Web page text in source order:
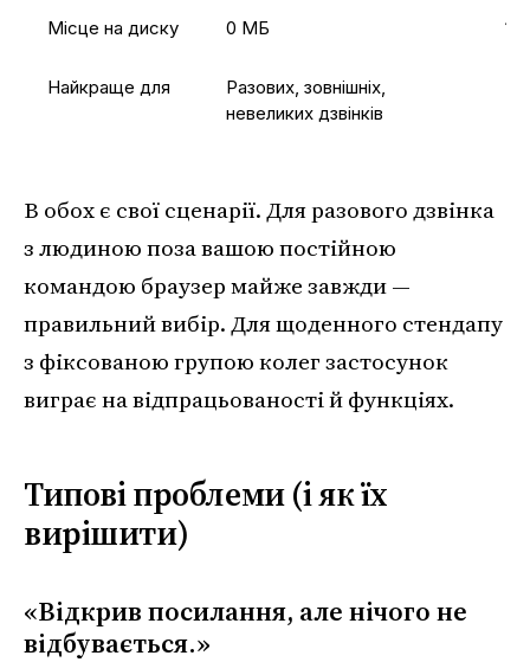
Місце на диску 0 МБ
Найкраще для
Разових, зовнішніх,
невеликих дзвінків
В обох є свої сценарії. Для разового дзвінка
з людиною поза вашою постійною
командою браузер майже завжди —
правильний вибір. Для щоденного стендапу
з фіксованою групою колег застосунок
виграє на відпрацьованості й функціях.
Типові проблеми (і як їх
вирішити)
«Відкрив посилання, але нічого не
відбувається.»